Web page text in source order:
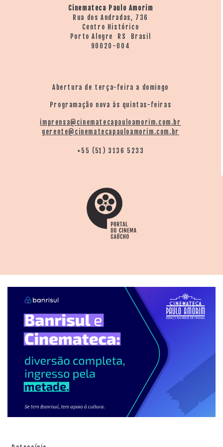
no canal Youtube. Por isso a banda recebe O Disco de
Ouro. Com mais de 9.000 shows no currículo, Barbarella
realiza em junho de 2017 a Turnê de Ouro, com 15
shows em 17 dias, que culmina com a entrega pela
Cinemateca Paulo Amorim
Rua dos Andradas, 736
Centro Histórico
Porto Alegre RS Brasil
90020-004
Abertura de terça-feira a domingo
Programação nova às quintas-feiras
imprensa@cinematecapauloamorim.com.br
gerente@cinematecapauloamorim.com.br
+55 (51) 3136 5233